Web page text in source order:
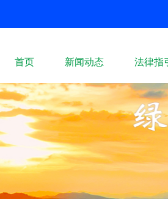
首页 新闻动态 法律指